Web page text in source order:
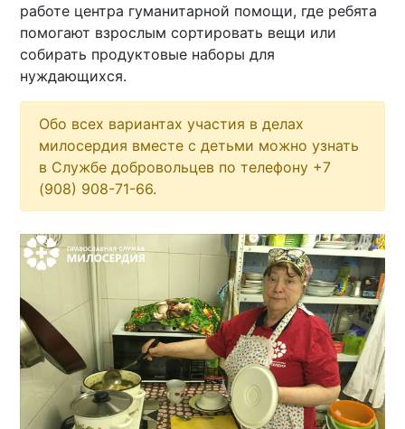
работе центра гуманитарной помощи, где ребята
помогают взрослым сортировать вещи или
собирать продуктовые наборы для
нуждающихся.
Обо всех вариантах участия в делах
милосердия вместе с детьми можно узнать
в Службе добровольцев по телефону +7
(908) 908-71-66.